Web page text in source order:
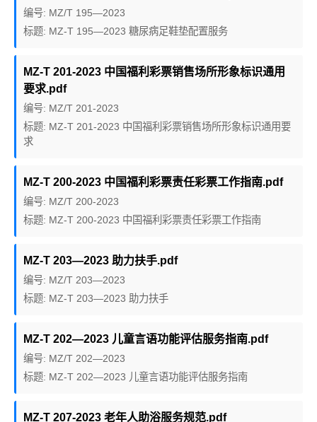
编号: MZ/T 195—2023
标题: MZ-T 195—2023 糖尿病足鞋垫配置服务
MZ-T 201-2023 中国福利彩票销售场所形象标识通用
要求.pdf
编号: MZ/T 201-2023
标题: MZ-T 201-2023 中国福利彩票销售场所形象标识通用要
求
MZ-T 200-2023 中国福利彩票责任彩票工作指南.pdf
编号: MZ/T 200-2023
标题: MZ-T 200-2023 中国福利彩票责任彩票工作指南
MZ-T 203—2023 助力扶手.pdf
编号: MZ/T 203—2023
标题: MZ-T 203—2023 助力扶手
MZ-T 202—2023 儿童言语功能评估服务指南.pdf
编号: MZ/T 202—2023
标题: MZ-T 202—2023 儿童言语功能评估服务指南
MZ-T 207-2023 老年人助浴服务规范.pdf